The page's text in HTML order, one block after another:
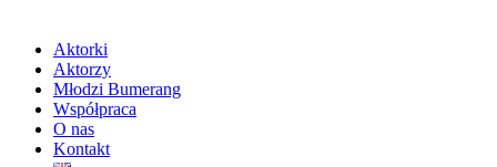
Aktorki
Aktorzy
Młodzi Bumerang
Współpraca
O nas
Kontakt